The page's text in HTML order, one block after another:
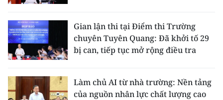
Gian lận thi tại Điểm thi Trường
chuyên Tuyên Quang: Đã khởi tố 29
bị can, tiếp tục mở rộng điều tra
Làm chủ AI từ nhà trường: Nền tảng
của nguồn nhân lực chất lượng cao